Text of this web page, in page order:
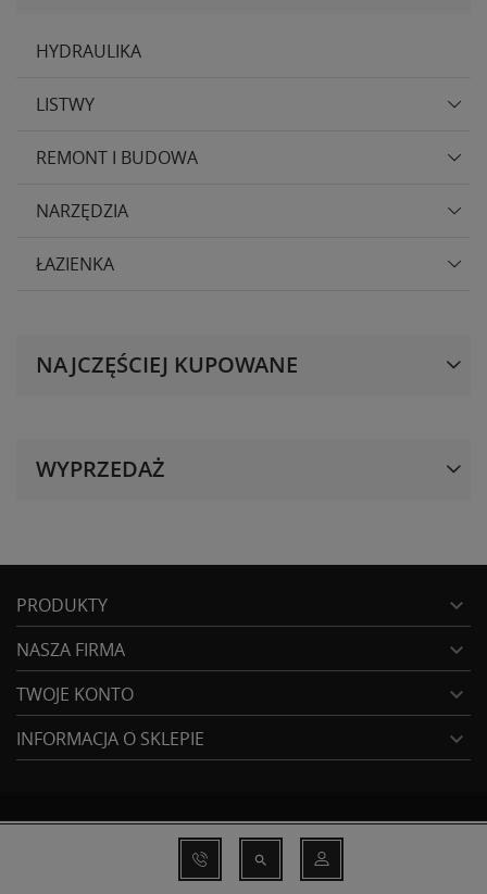

HYDRAULIKA
LISTWY
REMONT I BUDOWA
NARZĘDZIA
ŁAZIENKA
NAJCZĘŚCIEJ KUPOWANE
WYPRZEDAŻ
PRODUKTY 
NASZA FIRMA 
TWOJE KONTO 
INFORMACJA O SKLEPIE 
Copyright © 2021 Remontowy